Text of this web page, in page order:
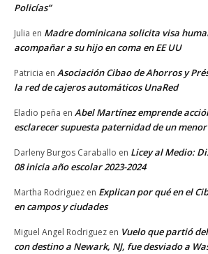
Policías”
Julia en Madre dominicana solicita visa
acompañar a su hijo en coma en EE UU
Patricia en Asociación Cibao de Ahorros y
la red de cajeros automáticos UnaRed
Eladio peña en Abel Martínez emprende
esclarecer supuesta paternidad de un menor
Darleny Burgos Caraballo en Licey al Medio:
08 inicia año escolar 2023-2024
Martha Rodriguez en Explican por qué en el
en campos y ciudades
Miguel Angel Rodriguez en Vuelo que partió
con destino a Newark, NJ, fue desviado a